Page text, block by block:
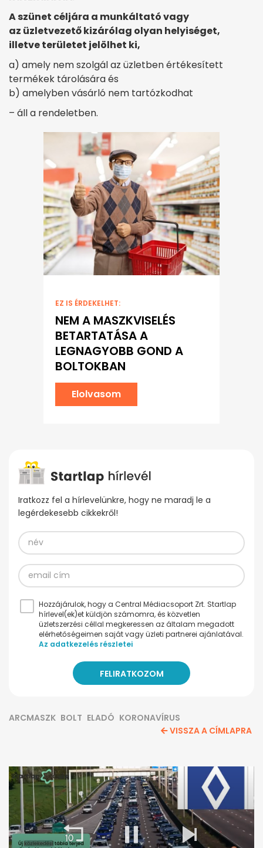
A szünet céljára a munkáltató vagy
az üzletvezető kizárólag olyan helyiséget,
illetve területet jelölhet ki,
a) amely nem szolgál az üzletben értékesített
termékek tárolására és
b) amelyben vásárló nem tartózkodhat
– áll a rendeletben.
EZ IS ÉRDEKELHET:
NEM A MASZKVISELÉS
BETARTATÁSA A
LEGNAGYOBB GOND A
BOLTOKBAN
Elolvasom
Iratkozz fel a hírlevelünkre, hogy ne maradj le a
legérdekesebb cikkekről!
Hozzájárulok, hogy a Central Médiacsoport Zrt. Startlap
hírlevel(ek)et küldjön számomra, és közvetlen
üzletszerzési céllal megkeressen az általam megadott
elérhetőségeimen saját vagy üzleti partnerei ajánlatával.
Az adatkezelés részletei
ARCMASZK BOLT ELADÓ KORONAVÍRUS
VISSZA A CÍMLAPRA